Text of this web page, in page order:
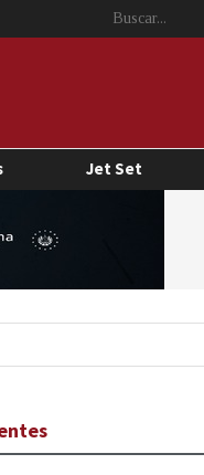
Jet Set